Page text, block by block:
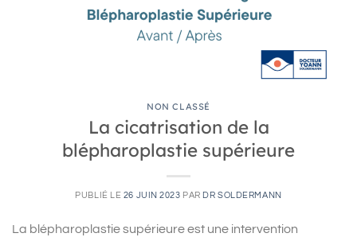
NON CLASSÉ
La cicatrisation de la
blépharoplastie supérieure
PUBLIÉ LE 26 JUIN 2023 PAR DR SOLDERMANN
La blépharoplastie supérieure est une intervention